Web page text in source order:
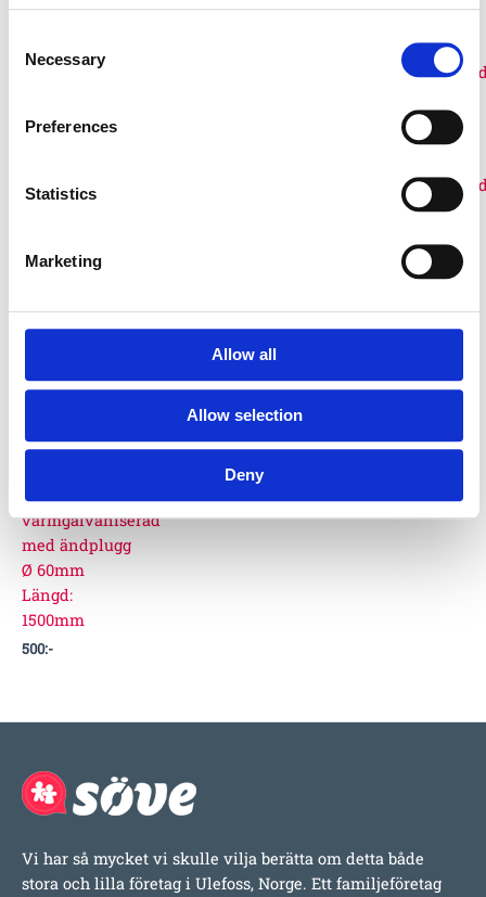
Selection
Necessary
Preferences
Statistics
Marketing
Allow all
Allow selection
Deny
Dekal
100:-
Stålrör
varmgalvaniserad
med ändplugg
Ø 60mm
Längd:
1500mm
500:-
Vi har så mycket vi skulle vilja berätta om detta både
stora och lilla företag i Ulefoss, Norge. Ett familjeföretag